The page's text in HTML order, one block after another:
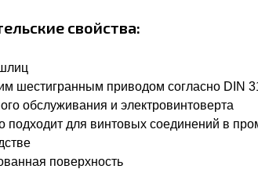
свойства:
шестигранным приводом согласно DIN
обслуживания и электровинтоверта
подходит для винтовых соединений в
поверхность